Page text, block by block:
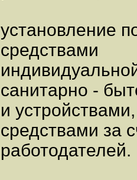
установление
средствами
санитарно -
и
средствами за
работодателей.